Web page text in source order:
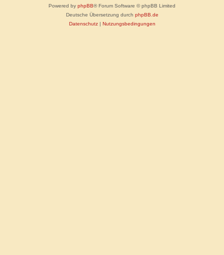
Powered by phpBB® Forum Software © phpBB Limited
Deutsche Übersetzung durch phpBB.de
Datenschutz| Nutzungsbedingungen